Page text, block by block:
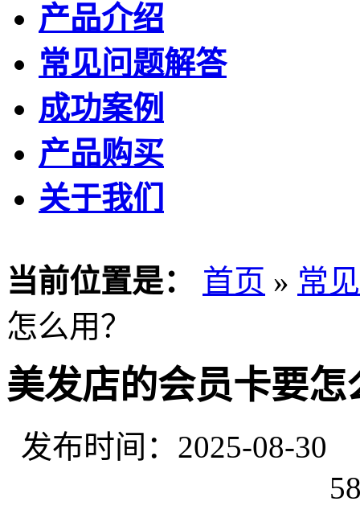
产品介绍
常见问题解答
成功案例
产品购买
关于我们
当前位置是： 首页 » 常
怎么用？
美发店的会员卡要怎
发布时间：2025-08-